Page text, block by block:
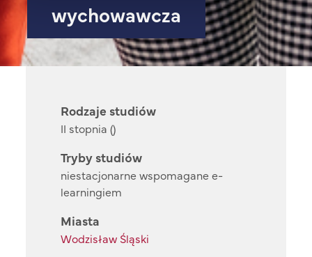
wychowawcza
Rodzaje studiów
II stopnia ()
Tryby studiów
niestacjonarne wspomagane e-
learningiem
Miasta
Wodzisław Śląski